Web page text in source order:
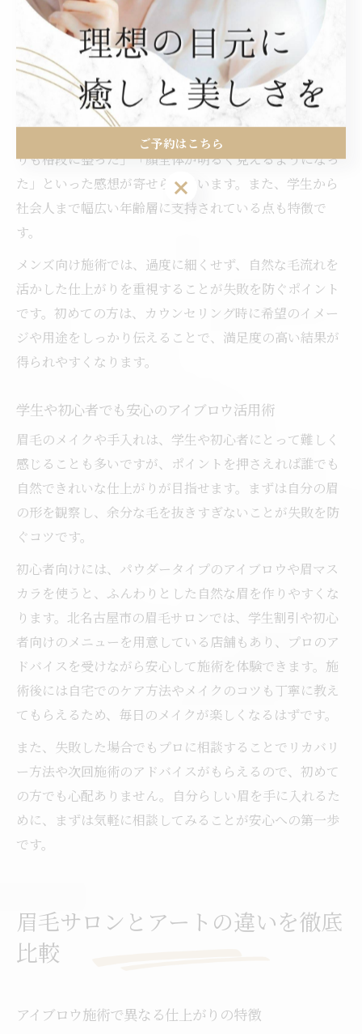
ネスシーンでの第一印象向上を目的とした施術が主流で
具体的には、余分な毛を整えつつナチュラルな形をキー
プする「ナチュラル仕上げ」や、骨格に合わせて眉山の
位置や太さを調整する「オーダーメイドデザイン」が人
気です。施術を受けた男性からは「自分で手入れするよ
りも格段に整った」「顔全体が明るく見えるようになっ
た」といった感想が寄せられています。また、学生から
社会人まで幅広い年齢層に支持されている点も特徴で
す。
メンズ向け施術では、過度に細くせず、自然な毛流れを
活かした仕上がりを重視することが失敗を防ぐポイント
です。初めての方は、カウンセリング時に希望のイメー
ジや用途をしっかり伝えることで、満足度の高い結果が
得られやすくなります。
学生や初心者でも安心のアイブロウ活用術
眉毛のメイクや手入れは、学生や初心者にとって難しく
感じることも多いですが、ポイントを押さえれば誰でも
自然できれいな仕上がりが目指せます。まずは自分の眉
の形を観察し、余分な毛を抜きすぎないことが失敗を防
ぐコツです。
初心者向けには、パウダータイプのアイブロウや眉マス
カラを使うと、ふんわりとした自然な眉を作りやすくな
ります。北名古屋市の眉毛サロンでは、学生割引や初心
者向けのメニューを用意している店舗もあり、プロのア
ドバイスを受けながら安心して施術を体験できます。施
術後には自宅でのケア方法やメイクのコツも丁寧に教え
てもらえるため、毎日のメイクが楽しくなるはずです。
また、失敗した場合でもプロに相談することでリカバリ
ー方法や次回施術のアドバイスがもらえるので、初めて
の方でも心配ありません。自分らしい眉を手に入れるた
めに、まずは気軽に相談してみることが安心への第一歩
です。
眉毛サロンとアートの違いを徹底
比較
アイブロウ施術で異なる仕上がりの特徴
ご予約はこちら
ご予約はこちら